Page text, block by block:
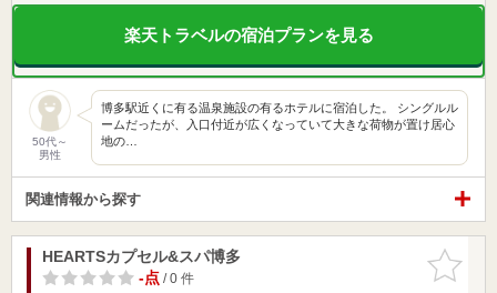
楽天トラベルの宿泊プランを見る
50代～
男性
博多駅近くに有る温泉施設の有るホテルに宿泊した。 シングルル
ームだったが、入口付近が広くなっていて大きな荷物が置け居心
地の…
関連情報から探す
お気に入
りに追加
HEARTSカプセル&スパ博多
-点/ 0 件